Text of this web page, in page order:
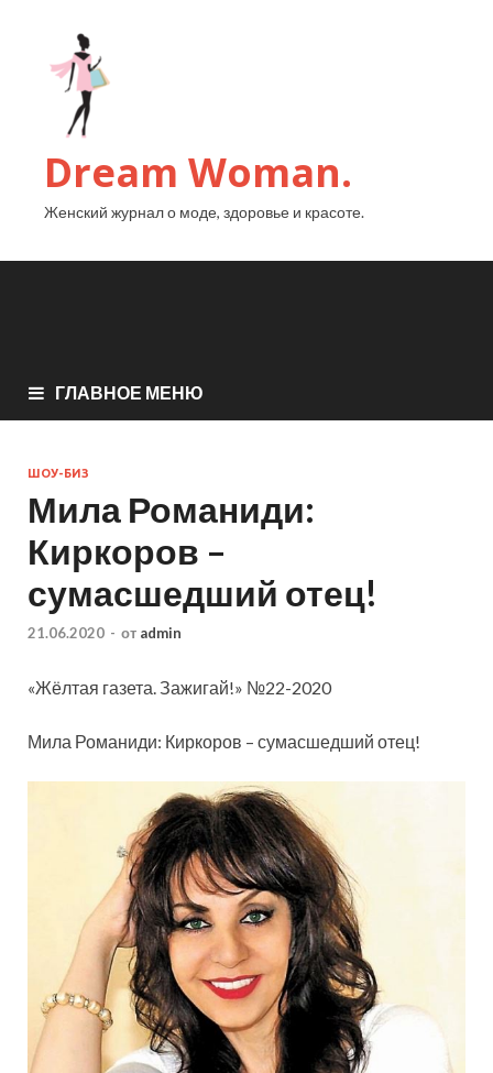
Dream Woman.
Женский журнал о моде, здоровье и красоте.
ГЛАВНОЕ МЕНЮ
ШОУ-БИЗ
Мила Романиди:
Киркоров –
сумасшедший отец!
21.06.2020 - от admin
«Жёлтая газета. Зажигай!» №22-2020
Мила Романиди: Киркоров – сумасшедший отец!